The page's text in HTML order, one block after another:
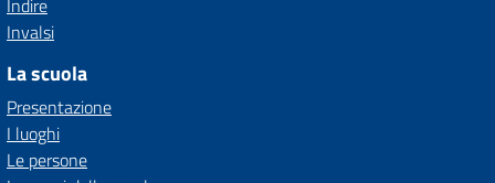
Indire
Invalsi
La scuola
Presentazione
I luoghi
Le persone